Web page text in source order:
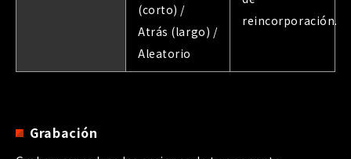
(corto) /
Atrás (largo) /
Aleatorio
reincorporación.
Grabación